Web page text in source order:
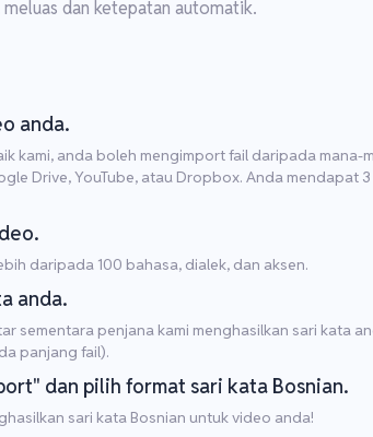
dan ketepatan automatik.
anda.
kami, anda boleh mengimport fail daripada mana-
Drive, YouTube, atau Dropbox. Anda mendapat
daripada 100 bahasa, dialek, dan aksen.
anda.
sementara penjana kami menghasilkan sari kata
panjang fail).
dan pilih format sari kata Bosnian.
sari kata Bosnian untuk video anda!